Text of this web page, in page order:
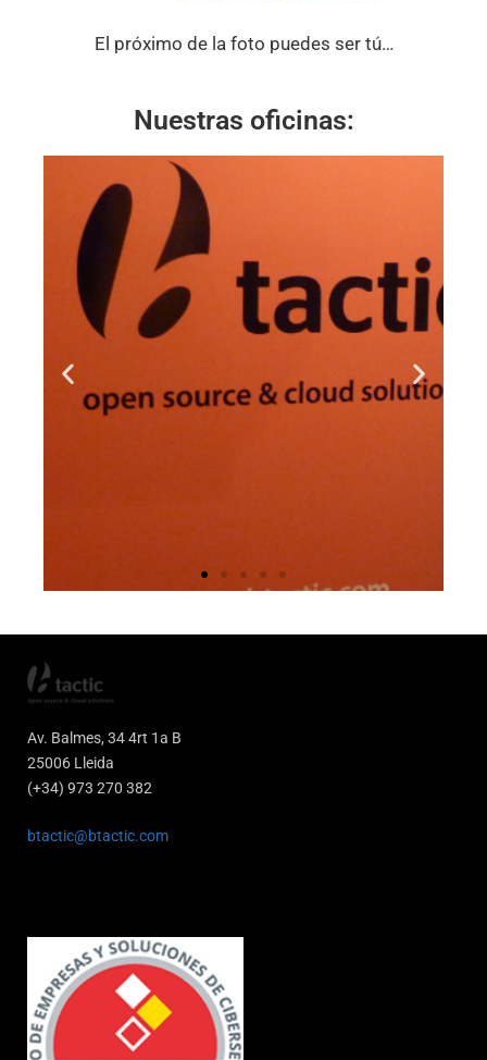
El próximo de la foto puedes ser tú…
Nuestras oficinas:
Av. Balmes, 34 4rt 1a B
25006 Lleida
(+34) 973 270 382
btactic@btactic.com